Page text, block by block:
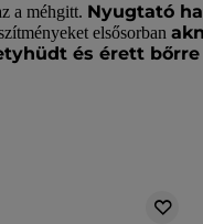
a méhgitt. Nyugtató
elsősorban
és érett bőrre